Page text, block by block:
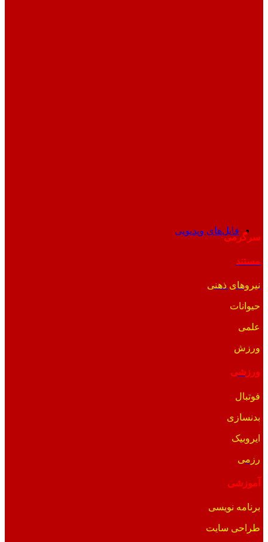
فایل‌های ویدیویی
سرگرمی
مستند
نیروهای ذهنی
حیوانات
علمی
ورزش
ورزشی
فوتبال
بدنسازی
ایروبیک
رزمی
آموزشی
برنامه نویسی
طراحی سایت